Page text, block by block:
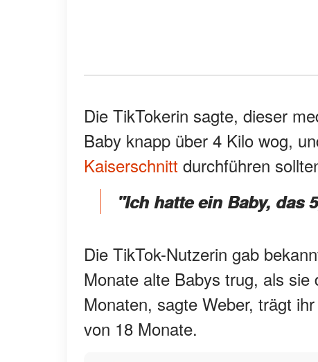
Die TikTokerin sagte, dieser
Baby knapp über 4 Kilo wog,
Kaiserschnitt durchführen
"Ich hatte ein Baby, das
Die TikTok-Nutzerin gab
Monate alte Babys trug, als
Monaten, sagte Weber, trägt
von 18 Monate.